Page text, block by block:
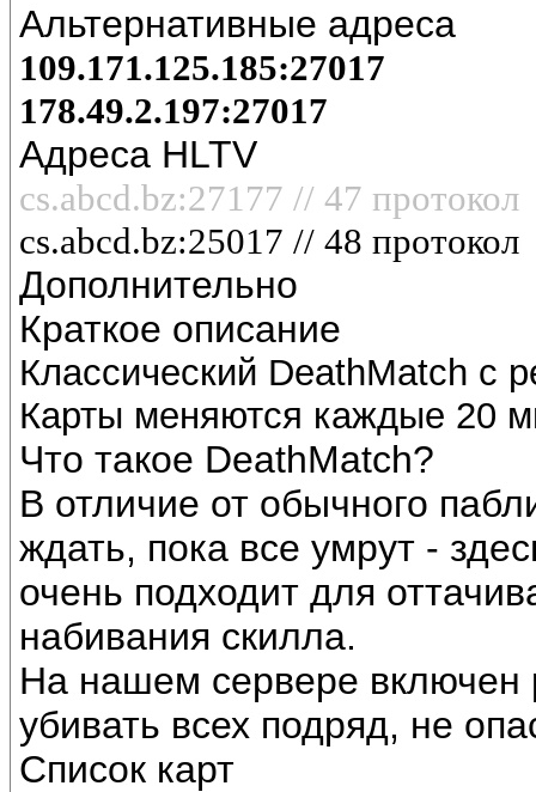
Альтернативные адреса
109.171.125.185:27017
178.49.2.197:27017
Адреса HLTV
cs.abcd.bz:27177 // 47 протокол
cs.abcd.bz:25017 // 48 протокол
Дополнительно
Краткое описание
Классический DeathMatch с
Карты меняются каждые 20
Что такое DeathMatch?
В отличие от обычного
ждать, пока все умрут -
очень подходит для
набивания скилла.
На нашем сервере
убивать всех подряд, не
Список карт